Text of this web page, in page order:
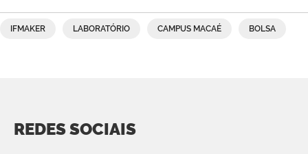
IFMAKER LABORATÓRIO CAMPUS MACAÉ BOLSA
REDES SOCIAIS